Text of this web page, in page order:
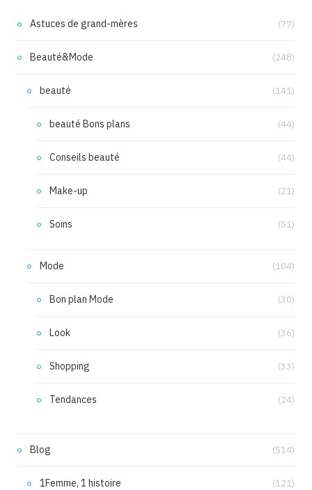
Astuces de grand-mères (77)
Beauté&Mode (248)
beauté (141)
beauté Bons plans (44)
Conseils beauté (44)
Make-up (21)
Soins (51)
Mode (104)
Bon plan Mode (30)
Look (36)
Shopping (33)
Tendances (24)
Blog (514)
1Femme, 1 histoire (121)